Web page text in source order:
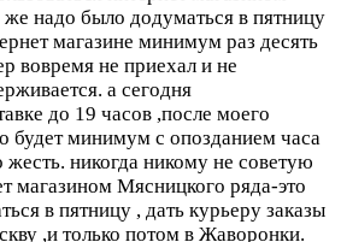
надо было додуматься в пятницу
магазине минимум раз десять
вовремя не приехал и не
а сегодня
до 19 часов ,после моего
будет минимум с опозданием часа
жесть. никогда никому не советую
магазином Мясницкого ряда-это
в пятницу , дать курьеру заказы
,и только потом в Жаворонки.